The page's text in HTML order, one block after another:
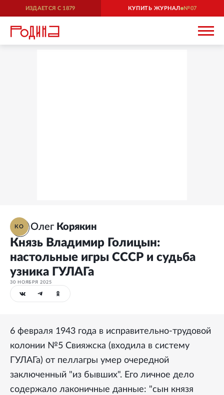
ИЗДАЕТСЯ С 1879 КУПИТЬ ЖУРНАЛ 07
КО Олег Корякин
Князь Владимир Голицын:
настольные игры СССР и судьба
узника ГУЛАГа
30 НОЯБРЯ 2025
6 февраля 1943 года в исправительно-трудовой
колонии №5 Свияжска (входила в систему
ГУЛАГа) от пеллагры умер очередной
заключенный "из бывших". Его личное дело
содержало лаконичные данные: "сын князя